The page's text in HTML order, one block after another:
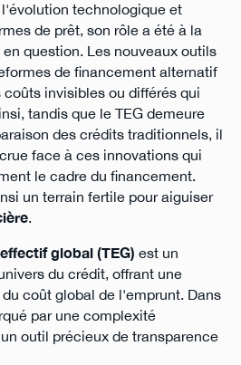
technologique et
de prêt, son rôle a été à la
question. Les nouveaux outils
de financement alternatif
invisibles ou différés qui
tandis que le TEG demeure
des crédits traditionnels, il
face à ces innovations qui
le cadre du financement.
un terrain fertile pour aiguiser
.
global (TEG) est un
du crédit, offrant une
coût global de l'emprunt. Dans
par une complexité
outil précieux de transparence